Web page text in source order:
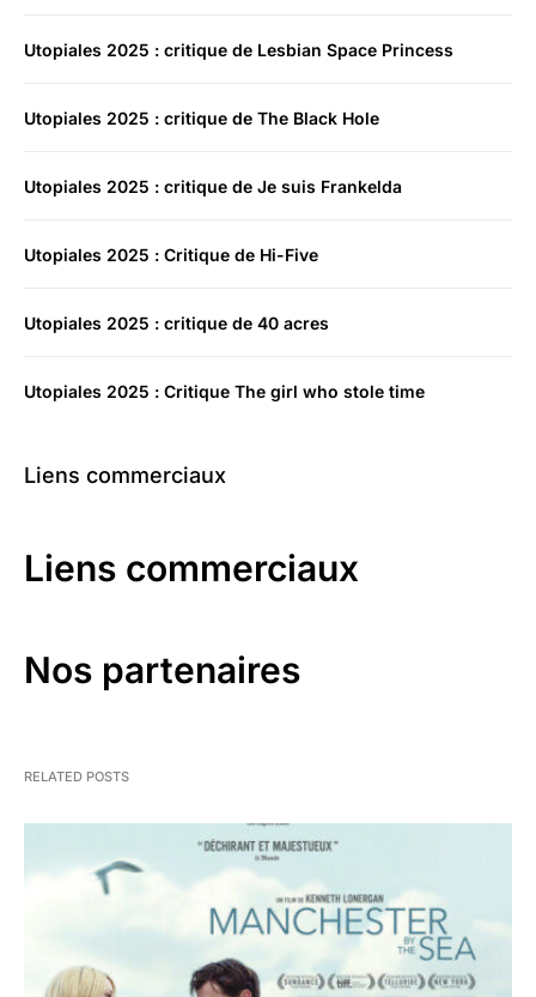
Utopiales 2025 : critique de Lesbian Space Princess
Utopiales 2025 : critique de The Black Hole
Utopiales 2025 : critique de Je suis Frankelda
Utopiales 2025 : Critique de Hi-Five
Utopiales 2025 : critique de 40 acres
Utopiales 2025 : Critique The girl who stole time
Liens commerciaux
Liens commerciaux
Nos partenaires
RELATED POSTS